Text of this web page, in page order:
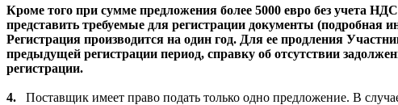
Кроме того при сумме предложения более 5000 евро без учета
представить требуемые для регистрации документы (подробная
Регистрация производится на один год. Для ее продления
предыдущей регистрации период, справку об отсутствии
регистрации.
4. Поставщик имеет право подать только одно предложение. В